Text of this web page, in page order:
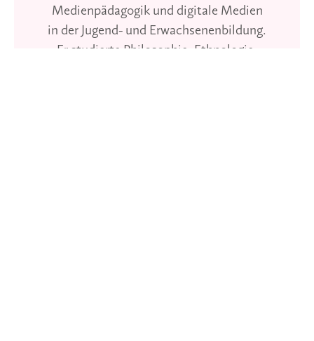
Medienpädagogik und digitale Medien
in der Jugend- und Erwachsenenbildung.
Er studierte Philosophie, Ethnologie,